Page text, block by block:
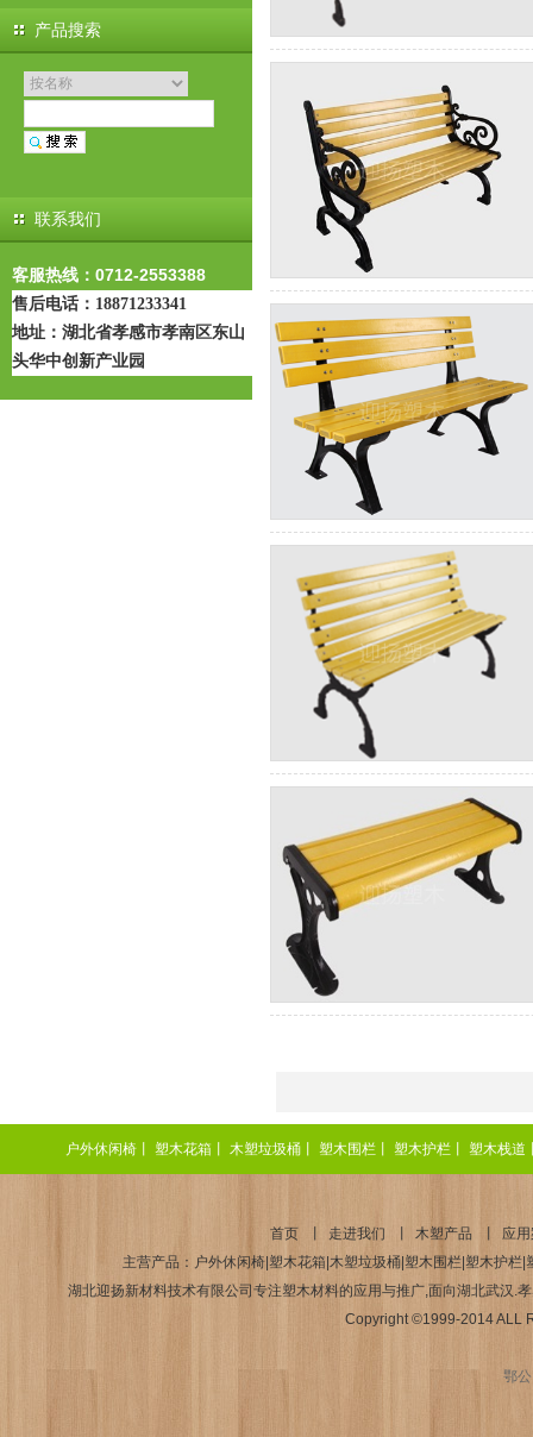
产品搜索
联系我们
客服热线：0712-2553388
售后电话：18871233341
地址： 湖北省孝感市孝南区东山
头华中创新产业园
户外休闲椅 塑木花箱 木塑垃圾桶 塑木围栏 塑木护栏 塑木栈道
首页 走进我们 木塑产品
应
主营产品：户外休闲椅|塑木花箱|木塑垃圾桶|塑木围栏|塑木护
湖北迎扬新材料技术有限公司专注塑木材料的应用与推广,面向湖北武汉.
Copyright ©1999-2014 ALL
鄂